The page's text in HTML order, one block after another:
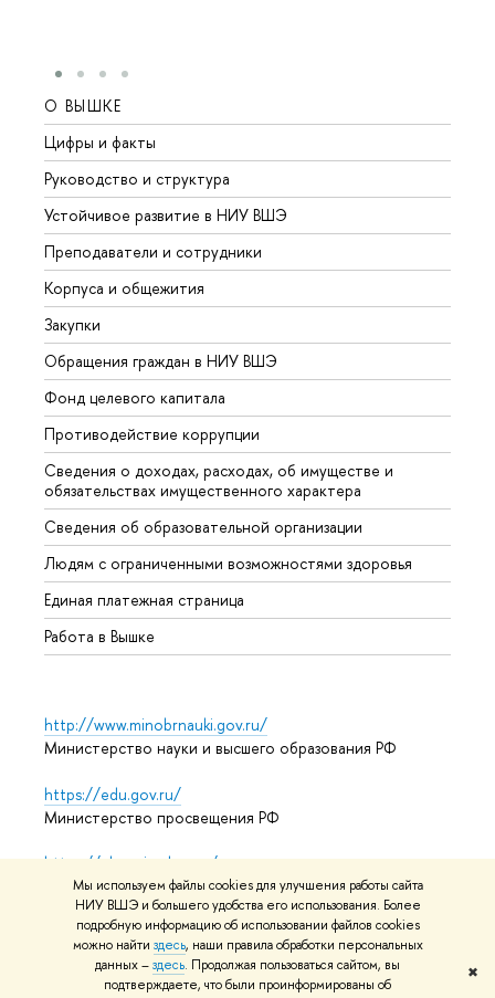
Мы используем файлы cookies для улучшения работы сайта
НИУ ВШЭ и большего удобства его использования. Более
подробную информацию об использовании файлов cookies
можно найти здесь, наши правила обработки персональных
данных –здесь. Продолжая пользоваться сайтом, вы
подтверждаете, что были проинформированы об
✖
О ВЫШКЕ
Цифры и факты
Руководство и структура
Устойчивое развитие в НИУ ВШЭ
Преподаватели и сотрудники
Корпуса и общежития
Закупки
Обращения граждан в НИУ ВШЭ
Фонд целевого капитала
Противодействие коррупции
Сведения о доходах, расходах, об имуществе и
обязательствах имущественного характера
Сведения об образовательной организации
Людям с ограниченными возможностями здоровья
Единая платежная страница
Работа в Вышке
http://www.minobrnauki.gov.ru/
Министерство науки и высшего образования РФ
https://edu.gov.ru/
Министерство просвещения РФ
https://elearning.hse.ru/mooc
Массовые открытые онлайн-курсы
© НИУ ВШЭ 1993–2026 Адреса и контактыУсловия
использования материаловПолитика конфиденциальности